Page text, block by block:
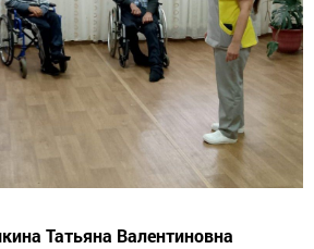
Татьяна Валентиновна